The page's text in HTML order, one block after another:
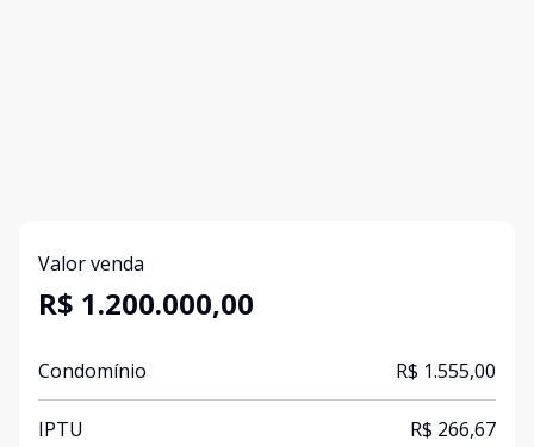
Valor venda
R$ 1.200.000,00
Condomínio R$ 1.555,00
IPTU R$ 266,67